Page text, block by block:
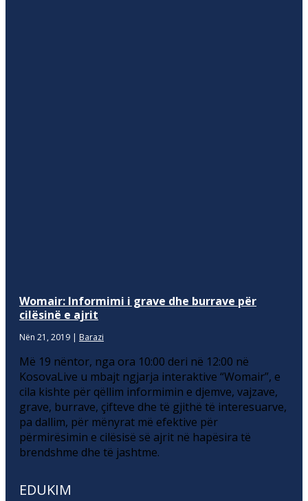
Womair: Informimi i grave dhe burrave për
cilësinë e ajrit
Nën 21, 2019 | Barazi
Më 19 nëntor, nga ora 10:00 deri në 12:00 në
KosovaLive u mbajt ngjarja interaktive “Womair”, e
cila kishte për qëllim informimin e djemve, vajzave,
grave, burrave, çifteve dhe të gjithë të interesuarve,
pa dallim, për mënyrat më efektive për
përmirësimin e cilësisë së ajrit në hapësira të
brendshme dhe të jashtme.
EDUKIM